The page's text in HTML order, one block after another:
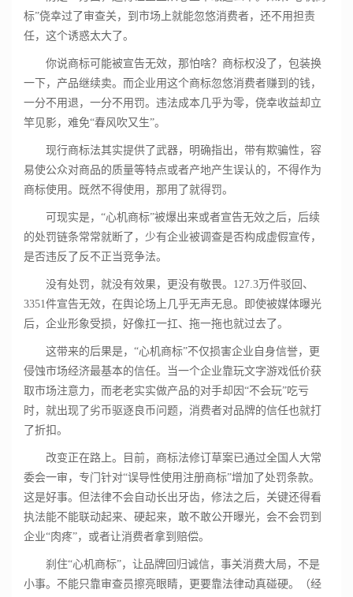
标”侥幸过了审查关，到市场上就能忽悠消费者，还不用担责
任，这个诱惑太大了。
你说商标可能被宣告无效，那怕啥？商标权没了，包装换
一下，产品继续卖。而企业用这个商标忽悠消费者赚到的钱，
一分不用退，一分不用罚。违法成本几乎为零，侥幸收益却立
竿见影，难免“春风吹又生”。
现行商标法其实提供了武器，明确指出，带有欺骗性，容
易使公众对商品的质量等特点或者产地产生误认的，不得作为
商标使用。既然不得使用，那用了就得罚。
可现实是，“心机商标”被爆出来或者宣告无效之后，后续
的处罚链条常常就断了，少有企业被调查是否构成虚假宣传，
是否违反了反不正当竞争法。
没有处罚，就没有效果，更没有敬畏。127.3万件驳回、
3351件宣告无效，在舆论场上几乎无声无息。即使被媒体曝光
后，企业形象受损，好像扛一扛、拖一拖也就过去了。
这带来的后果是，“心机商标”不仅损害企业自身信誉，更
侵蚀市场经济最基本的信任。当一个企业靠玩文字游戏低价获
取市场注意力，而老老实实做产品的对手却因“不会玩”吃亏
时，就出现了劣币驱逐良币问题，消费者对品牌的信任也就打
了折扣。
改变正在路上。目前，商标法修订草案已通过全国人大常
委会一审，专门针对“误导性使用注册商标”增加了处罚条款。
这是好事。但法律不会自动长出牙齿，修法之后，关键还得看
执法能不能联动起来、硬起来，敢不敢公开曝光，会不会罚到
企业“肉疼”，或者让消费者拿到赔偿。
刹住“心机商标”，让品牌回归诚信，事关消费大局，不是
小事。不能只靠审查员擦亮眼睛，更要靠法律动真碰硬。（经